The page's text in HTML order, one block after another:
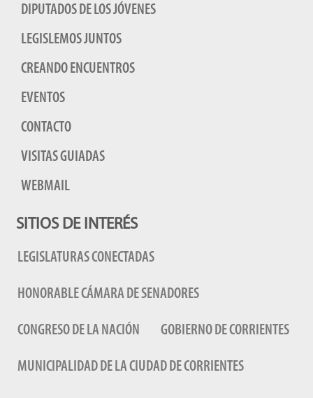
DIPUTADOS DE LOS JÓVENES
LEGISLEMOS JUNTOS
CREANDO ENCUENTROS
EVENTOS
CONTACTO
VISITAS GUIADAS
WEBMAIL
SITIOS DE INTERÉS
LEGISLATURAS CONECTADAS
HONORABLE CÁMARA DE SENADORES
CONGRESO DE LA NACIÓN GOBIERNO DE CORRIENTES
MUNICIPALIDAD DE LA CIUDAD DE CORRIENTES